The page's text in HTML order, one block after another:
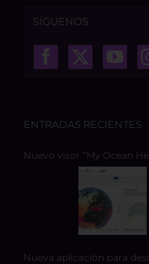
SÍGUENOS
ENTRADAS RECIENTES
Nuevo visor “My Ocean
Nueva aplicación para